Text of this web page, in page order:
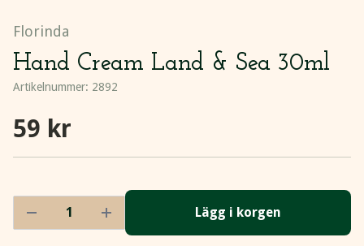
Florinda
Hand Cream Land & Sea 30ml
Artikelnummer: 2892
59 kr
Lägg i korgen